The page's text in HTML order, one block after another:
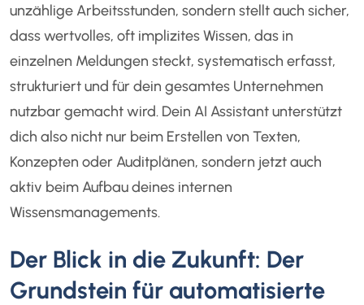
unzählige Arbeitsstunden, sondern stellt auch sicher,
dass wertvolles, oft implizites Wissen, das in
einzelnen Meldungen steckt, systematisch erfasst,
strukturiert und für dein gesamtes Unternehmen
nutzbar gemacht wird. Dein AI Assistant unterstützt
dich also nicht nur beim Erstellen von Texten,
Konzepten oder Auditplänen, sondern jetzt auch
aktiv beim Aufbau deines internen
Wissensmanagements.
Der Blick in die Zukunft: Der
Grundstein für automatisierte